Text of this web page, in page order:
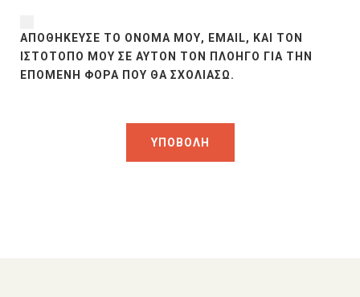
ΑΠΟΘΉΚΕΥΣΕ ΤΟ ΌΝΟΜΆ ΜΟΥ, EMAIL, ΚΑΙ ΤΟΝ
ΙΣΤΌΤΟΠΟ ΜΟΥ ΣΕ ΑΥΤΌΝ ΤΟΝ ΠΛΟΗΓΌ ΓΙΑ ΤΗΝ
ΕΠΌΜΕΝΗ ΦΟΡΆ ΠΟΥ ΘΑ ΣΧΟΛΙΆΣΩ.